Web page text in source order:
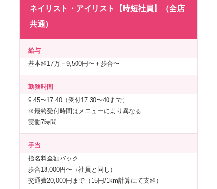
ネイリスト・アイリスト【時短社員】（全店
共通）
給与
基本給17万＋9,500円〜＋歩合〜
勤務時間
9:45〜17:40（受付17:30〜40まで）
※最終受付時間はメニューにより異なる
実働7時間
手当
指名料全額バック
歩合18,000円〜（社員と同じ）
交通費20,000円まで（15円/1km計算にて支給）